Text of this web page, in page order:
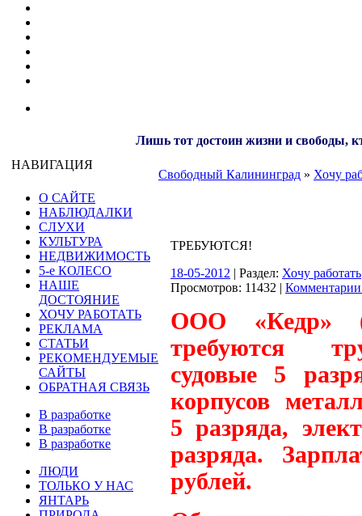
Лишь тот достоин жизни и свободы,
НАВИГАЦИЯ
О САЙТЕ
НАБЛЮДАЛКИ
СЛУХИ
КУЛЬТУРА
НЕДВИЖИМОСТЬ
5-е КОЛЕСО
НАШЕ
ДОСТОЯНИЕ
ХОЧУ РАБОТАТЬ
РЕКЛАМА
СТАТЬИ
РЕКОМЕНДУЕМЫЕ
САЙТЫ
ОБРАТНАЯ СВЯЗЬ
В разработке
В разработке
В разработке
ЛЮДИ
ТОЛЬКО У НАС
ЯНТАРЬ
Свободный Калининград » Хочу
ТРЕБУЮТСЯ!
18-05-2012 | Раздел: Хочу работать
Просмотров: 11432 |
ООО «Кедр»
требуются
судовые 5
корпусов
5 разряда,
разряда.
рублей.